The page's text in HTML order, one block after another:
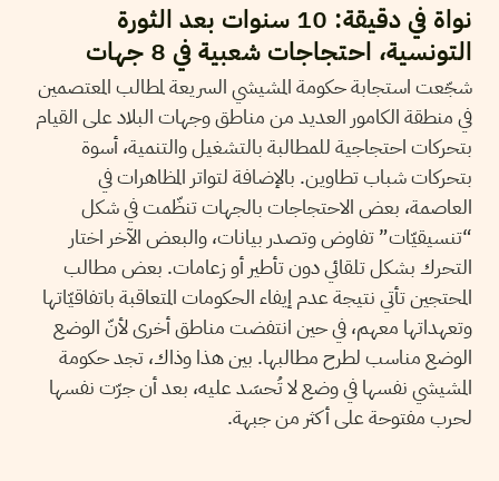
نواة في دقيقة: 10 سنوات بعد الثورة
التونسية، احتجاجات شعبية في 8 جهات
شجّعت استجابة حكومة المشيشي السريعة لمطالب المعتصمين
في منطقة الكامور العديد من مناطق وجهات البلاد على القيام
بتحركات احتجاجية للمطالبة بالتشغيل والتنمية، أسوة
بتحركات شباب تطاوين. بالإضافة لتواتر المظاهرات في
العاصمة، بعض الاحتجاجات بالجهات تنظّمت في شكل
“تنسيقيّات” تفاوض وتصدر بيانات، والبعض الآخر اختار
التحرك بشكل تلقائي دون تأطير أو زعامات. بعض مطالب
المحتجين تأتي نتيجة عدم إيفاء الحكومات المتعاقبة باتفاقيّاتها
وتعهداتها معهم، في حين انتفضت مناطق أخرى لأنّ الوضع
الوضع مناسب لطرح مطالبها. بين هذا وذاك، تجد حكومة
المشيشي نفسها في وضع لا تُحسَد عليه، بعد أن جرّت نفسها
لحرب مفتوحة على أكثر من جبهة.